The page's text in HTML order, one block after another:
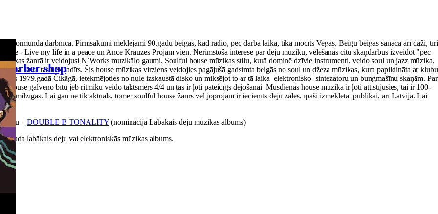
shop
Normunda darbnīca. Pirmsākumi meklējami 90.gadu beigās, kad radio, pēc darba laika, tika mocīts Vegas. Beigu beigās sanāca arī daži, tīri
- Live my life in a peace un Ance Krauzes Projām vien. Nerimstoša interese par deju mūziku, vēlēšanās citu skaņdarbus izveidot "pēc
žanrā ir veidojusi N`Works muzikālo gaumi. Soulful house mūzikas stilu, kurā dominē dzīvie instrumenti, veido soul un jazz mūzika,
kurā tas tiek radīts. Šis house mūzikas virziens veidojies pagājušā gadsimta beigās no soul un džeza mūzikas, kura papildināta ar klubu
1979.gadā Čikāgā, ietekmējoties no nule izskaustā disko un miksējot to ar tā laika elektronisko sintezatoru un bungmašīnu skaņām. Par
House galveno bītu jeb ritmiku veido taktsmērs 4/4 un tas ir ļoti pateicīgs dejošanai. Mūsdienās house mūzika ir ļoti attīstījusies, tai ir 100-
ir milzīgas. Lai gan ne tik aktuāls, tomēr soulful house žanrs vēl joprojām ir iecienīts deju zālēs, īpaši izmeklētai publikai, arī Latvijā. Lai
– DOUBLE B TONALITY (nominācijā Labākais deju mūzikas albums)
labākais deju vai elektroniskās mūzikas albums.